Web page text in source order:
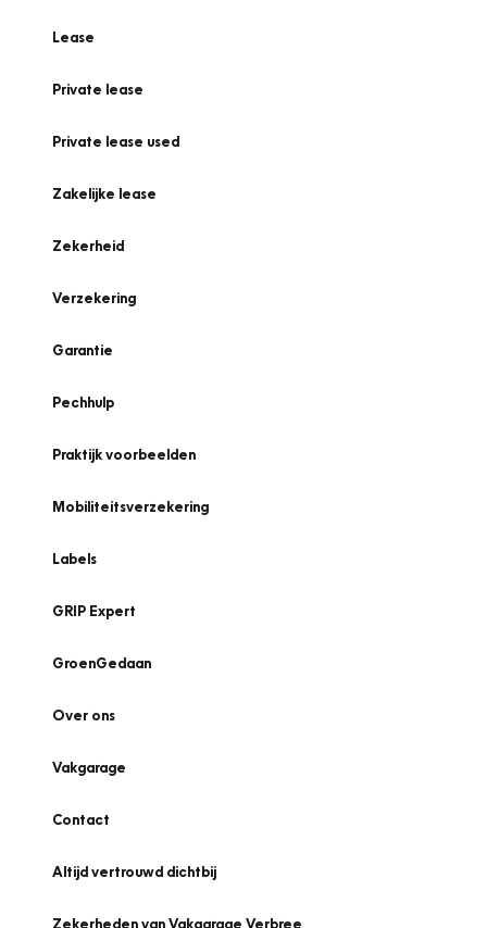
Lease
Private lease
Private lease used
Zakelijke lease
Zekerheid
Verzekering
Garantie
Pechhulp
Praktijk voorbeelden
Mobiliteitsverzekering
Labels
GRIP Expert
GroenGedaan
Over ons
Vakgarage
Contact
Altijd vertrouwd dichtbij
Zekerheden van Vakgarage Verbree